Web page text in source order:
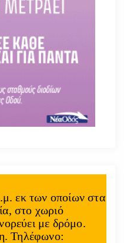
εκ των οποίων στα
στο χωριό
με δρόμο.
Τηλέφωνο: